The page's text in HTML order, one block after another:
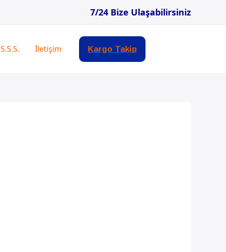
7/24 Bize Ulaşabilirsiniz
S.S.S. İletişim Kargo Takip